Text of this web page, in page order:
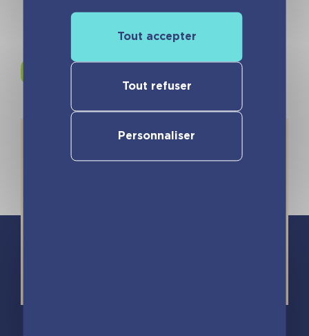
Rejoignez-nous sur
Instagram !
Tout accepter
Tout refuser
Personnaliser